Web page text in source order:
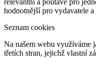
relevantní a poutavé pro
hodnotnější pro vydavatele
Seznam cookies
Na našem webu využíváme
třetích stran, jejichž vlastní